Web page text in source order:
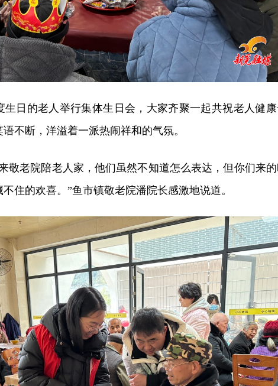
生日的老人举行集体生日会，大家齐聚一起共祝老人健
不断，洋溢着一派热闹祥和的气氛。
敬老院陪老人家，他们虽然不知道怎么表达，但你们来
住的欢喜。”鱼市镇敬老院潘院长感激地说道。